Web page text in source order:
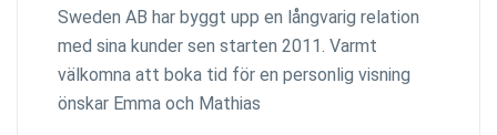
Sweden AB har byggt upp en långvarig relation
med sina kunder sen starten 2011. Varmt
välkomna att boka tid för en personlig visning
önskar Emma och Mathias